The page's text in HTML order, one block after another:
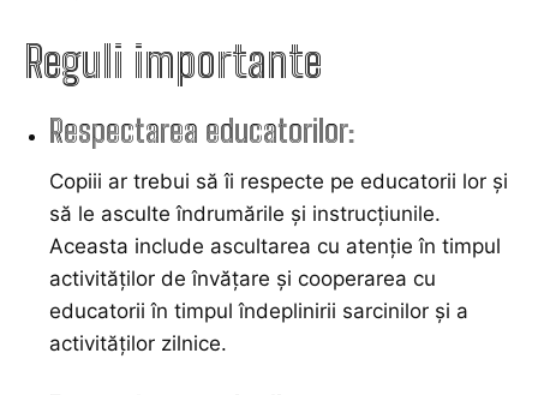
Reguli importante
Respectarea educatorilor:
Copiii ar trebui să îi respecte pe educatorii lor și
să le asculte îndrumările și instrucțiunile.
Aceasta include ascultarea cu atenție în timpul
activităților de învățare și cooperarea cu
educatorii în timpul îndeplinirii sarcinilor și a
activităților zilnice.